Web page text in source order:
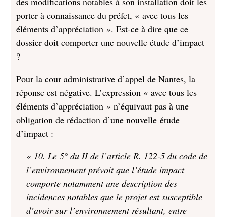
porter à connaissance du préfet, « avec tous les
éléments d’appréciation ». Est-ce à dire que ce
dossier doit comporter une nouvelle étude d’impact
?
Pour la cour administrative d’appel de Nantes, la
réponse est négative. L’expression « avec tous les
éléments d’appréciation » n’équivaut pas à une
obligation de rédaction d’une nouvelle étude
d’impact :
« 10. Le 5° du II de l’article R. 122-5 du code de
l’environnement prévoit que l’étude impact
comporte notamment une description des
incidences notables que le projet est susceptible
d’avoir sur l’environnement résultant, entre